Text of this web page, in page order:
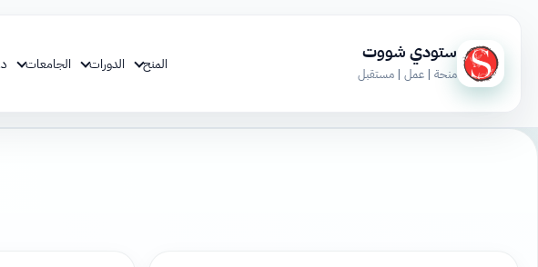
ستودي شووت
منحة | عمل | مستقبل
المنح الدورات الجامعات